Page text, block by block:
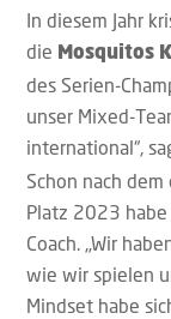
In diesem Jahr
die Mosquitos
des Serien-
unser Mixed-
international“,
Schon nach
Platz 2023
Coach. „Wir
wie wir spielen
Mindset habe